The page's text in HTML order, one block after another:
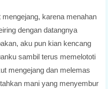
karena menahan
dengan datangnya
aku pun kian kencang
sambil terus memelototi
mengejang dan melemas
mani yang menyembur